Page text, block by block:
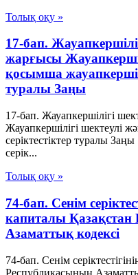
Толық оқу »
17-бап.
жарғысы
қосымша
туралы Заңы
17-бап. Жауапкершілігі
Жауапкершілігі шектеулі
серіктестіктер туралы
серік...
Толық оқу »
74-бап. Сенiм
капиталы
Азаматтық кодексi
74-бап. Сенiм
Республикасының